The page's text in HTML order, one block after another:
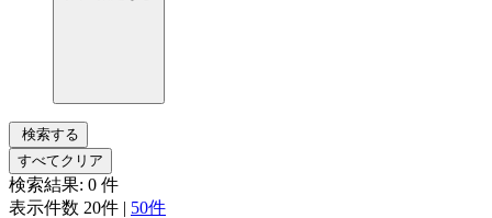
検索する
すべてクリア
検索結果: 0 件
表示件数 20件 | 50件